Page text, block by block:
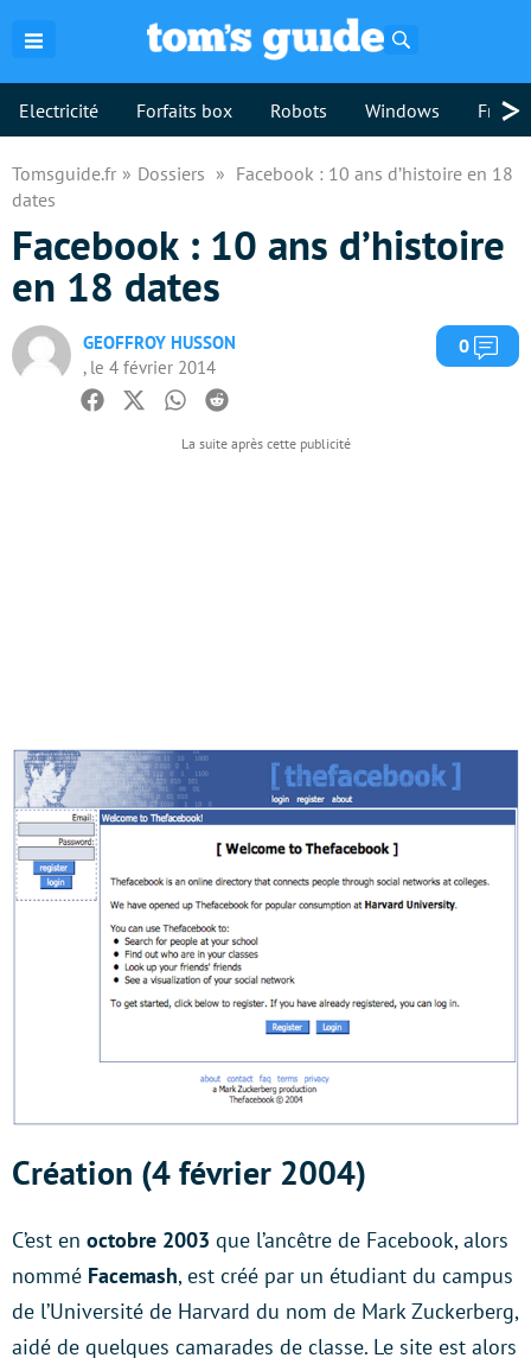
Electricité Forfaits box Robots Windows >
Tomsguide.fr Dossiers
Facebook : 10 ans d’histoire en 18
dates
Facebook : 10 ans d’histoire
en 18 dates
GEOFFROY HUSSON
, le 4 février 2014
0
Facebook
TwitterWhatsapp
Reddit
Création (4 février 2004)
C’est en octobre 2003 que l’ancêtre de Facebook, alors
nommé Facemash, est créé par un étudiant du campus
de l’Université de Harvard du nom de Mark Zuckerberg,
aidé de quelques camarades de classe. Le site est alors